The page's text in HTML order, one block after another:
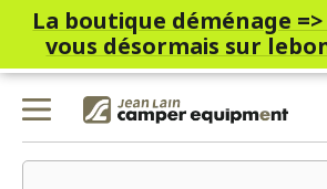
Skip
content
La boutique déménage
vous désormais sur